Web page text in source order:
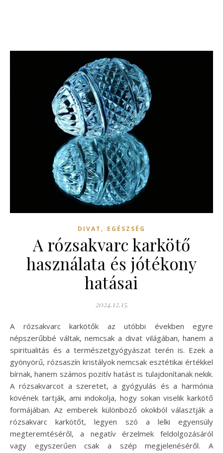
DIVAT , EGÉSZSÉG
A rózsakvarc karkötő
használata és jótékony
hatásai
2024.12.15.
A rózsakvarc karkötők az utóbbi években egyre
népszerűbbé váltak, nemcsak a divat világában, hanem a
spiritualitás és a természetgyógyászat terén is. Ezek a
gyönyörű, rózsaszín kristályok nemcsak esztétikai értékkel
bírnak, hanem számos pozitív hatást is tulajdonítanak nekik.
A rózsakvarcot a szeretet, a gyógyulás és a harmónia
kövének tartják, ami indokolja, hogy sokan viselik karkötő
formájában. Az emberek különböző okokból választják a
rózsakvarc karkötőt, legyen szó a lelki egyensúly
megteremtéséről, a negatív érzelmek feldolgozásáról
vagy egyszerűen csak a szép megjelenéséről. A